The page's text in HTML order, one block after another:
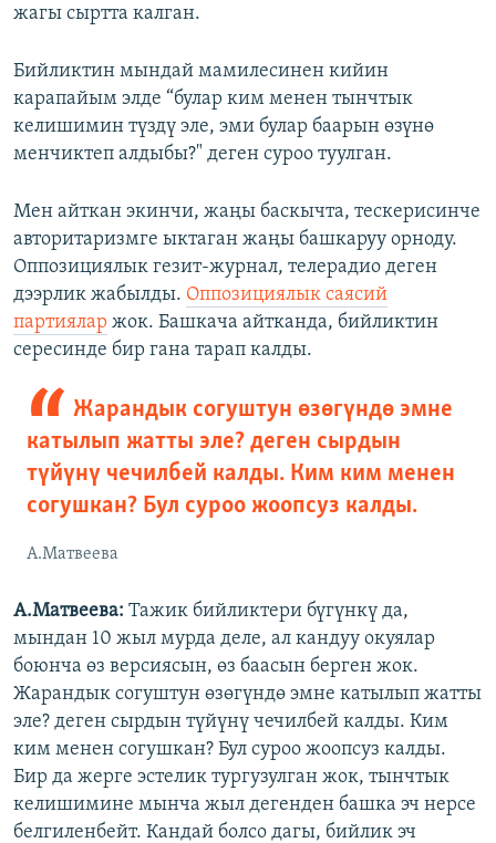
жагы сыртта калган.
Бийликтин мындай мамилесинен кийин
карапайым элде “булар ким менен тынчтык
келишимин түздү эле, эми булар баарын өзүнө
менчиктеп алдыбы?" деген суроо туулган.
Мен айткан экинчи, жаңы баскычта, тескерисинче
авторитаризмге ыктаган жаңы башкаруу орноду.
Оппозициялык гезит-журнал, телерадио деген
дээрлик жабылды. Оппозициялык саясий
партиялар жок. Башкача айтканда, бийликтин
сересинде бир гана тарап калды.
Жарандык согуштун өзөгүндө эмне
катылып жатты эле? деген сырдын
түйүнү чечилбей калды. Ким ким менен
согушкан? Бул суроо жоопсуз калды.
А.Матвеева
А.Матвеева: Тажик бийликтери бүгүнкү да,
мындан 10 жыл мурда деле, ал кандуу окуялар
боюнча өз версиясын, өз баасын берген жок.
Жарандык согуштун өзөгүндө эмне катылып жатты
эле? деген сырдын түйүнү чечилбей калды. Ким
ким менен согушкан? Бул суроо жоопсуз калды.
Бир да жерге эстелик тургузулган жок, тынчтык
келишимине мынча жыл дегенден башка эч нерсе
белгиленбейт. Кандай болсо дагы, бийлик эч